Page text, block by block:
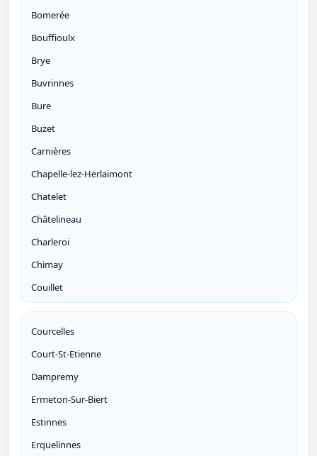
Bomerée
Bouffioulx
Brye
Buvrinnes
Bure
Buzet
Carnières
Chapelle-lez-Herlaimont
Chatelet
Châtelineau
Charleroi
Chimay
Couillet
Courcelles
Court-St-Etienne
Dampremy
Ermeton-Sur-Biert
Estinnes
Erquelinnes